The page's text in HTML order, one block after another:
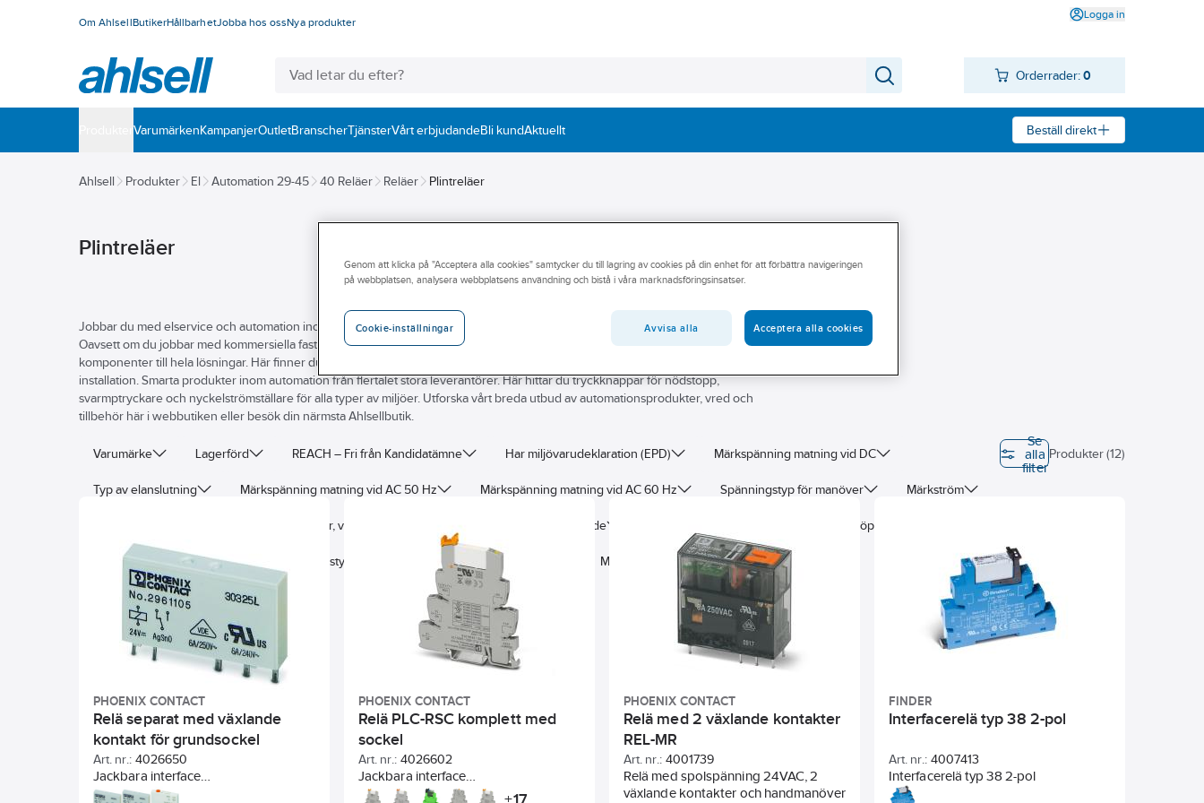
Om AhlsellButikerHållbarhetJobba hos ossNya produkter
Logga in
Orderrader: 0
VarumärkenKampanjerOutletBranscherTjänsterVårt erbjudandeBli kundAktuellt Beställ direkt
Ahlsell Produkter El Automation 29-45 40 Reläer Reläer Plintreläer
Plintreläer
Jobbar du med elservice och automation inom fastighet eller verkstad? Vi på Ahlsell hjälper dig hitta rätt produkter för dig.
Oavsett om du jobbar med kommersiella fastigheter eller privatbostad har vi sortimentet. Inom automation från enskilda
komponenter till hela lösningar. Här finner du kontraktorer, tryckknappar, givare och säkerhetsbrytare och tillbehör för enkel
installation. Smarta produkter inom automation från flertalet stora leverantörer. Här hittar du tryckknappar för nödstopp,
svarmptryckare och nyckelströmställare för alla typer av miljöer. Utforska vårt breda utbud av automationsprodukter, vred och
tillbehör här i webbutiken eller besök din närmsta Ahlsellbutik.
Varumärke Lagerförd REACH – Fri från Kandidatämne Har miljövarudeklaration (EPD) Märkspänning matning vid DC
Typ av elanslutning Märkspänning matning vid AC 50 Hz Märkspänning matning vid AC 60 Hz Spänningstyp för manöver Märkström
Antal kontakter, växlande (CO) Drivning, växlingsbeteende Antal kontakter, slutande (NO - normalt öppna)
Typ av kopplingskontakt Med tvångsstyrda kontakter Kapslingsklass (IP) Med LED-indikering
Se
alla
filter
Produkter (12)
PHOENIX CONTACT
Relä separat med växlande
kontakt för grundsockel
Art. nr.: 4026650
Jackbara interface
reläer/optokopplare med endast 6,2
PHOENIX CONTACT
Relä PLC-RSC komplett med
sockel
Art. nr.: 4026602
Jackbara interface
reläer/optokopplare med endast 6,2
+17
PHOENIX CONTACT
Relä med 2 växlande kontakter
REL-MR
Art. nr.: 4001739
Relä med spolspänning 24VAC, 2
växlande kontakter och handmanöver
FINDER
Interfacerelä typ 38 2-pol
Art. nr.: 4007413
Interfacerelä typ 38 2-pol
Genom att klicka på "Acceptera alla cookies" samtycker du till lagring av cookies på din enhet för att förbättra navigeringen
på webbplatsen, analysera webbplatsens användning och bistå i våra marknadsföringsinsatser.
Cookie-inställningar Avvisa alla Acceptera alla cookies